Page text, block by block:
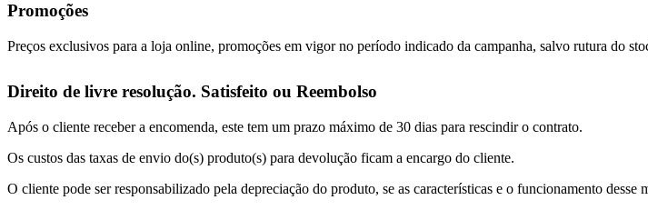
Promoções
Preços exclusivos para a loja online, promoções em vigor no período indicado da campanha, salvo rutura do
Direito de livre resolução. Satisfeito ou Reembolso
Após o cliente receber a encomenda, este tem um prazo máximo de 30 dias para rescindir o contrato.
Os custos das taxas de envio do(s) produto(s) para devolução ficam a encargo do cliente.
O cliente pode ser responsabilizado pela depreciação do produto, se as características e o funcionamento